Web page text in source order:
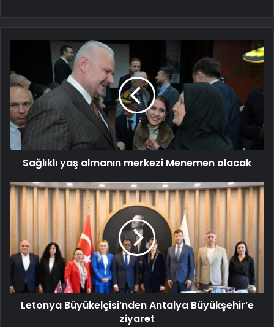
Sağlıklı yaş almanın merkezi Menemen olacak
Letonya Büyükelçisi’nden Antalya Büyükşehir’e
ziyaret